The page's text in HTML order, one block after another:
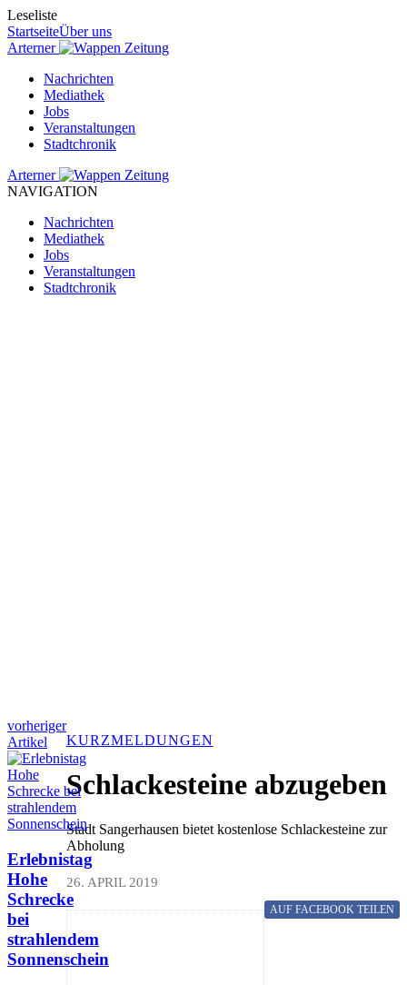
Leseliste
StartseiteÜber uns
Arterner
Zeitung
Nachrichten
Mediathek
Jobs
Veranstaltungen
Stadtchronik
Arterner
Zeitung
NAVIGATION
Nachrichten
Mediathek
Jobs
Veranstaltungen
Stadtchronik
vorheriger
Artikel
Erlebnistag
Hohe
Schrecke
bei
strahlendem
Sonnenschein
KURZMELDUNGEN
Schlackesteine abzugeben
Stadt Sangerhausen bietet kostenlose Schlackesteine zur
Abholung
26. APRIL 2019
AUF FACEBOOK TEILEN